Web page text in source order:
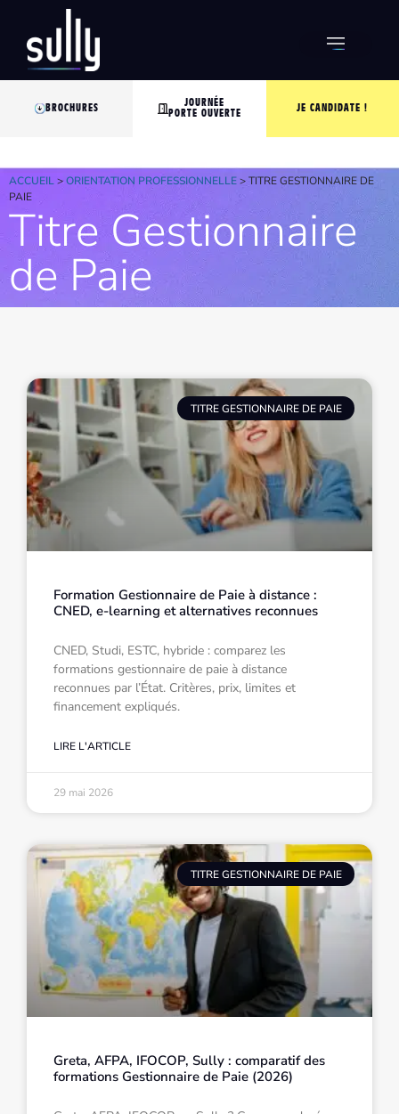
BROCHURES
JOURNÉE
PORTE OUVERTE
JE CANDIDATE !
ACCUEIL>ORIENTATION PROFESSIONNELLE>TITRE GESTIONNAIRE DE
PAIE
Titre Gestionnaire
de Paie
TITRE GESTIONNAIRE DE PAIE
Formation Gestionnaire de Paie à distance :
CNED, e-learning et alternatives reconnues
CNED, Studi, ESTC, hybride : comparez les
formations gestionnaire de paie à distance
reconnues par l’État. Critères, prix, limites et
financement expliqués.
LIRE L'ARTICLE
29 mai 2026
TITRE GESTIONNAIRE DE PAIE
Greta, AFPA, IFOCOP, Sully : comparatif des
formations Gestionnaire de Paie (2026)